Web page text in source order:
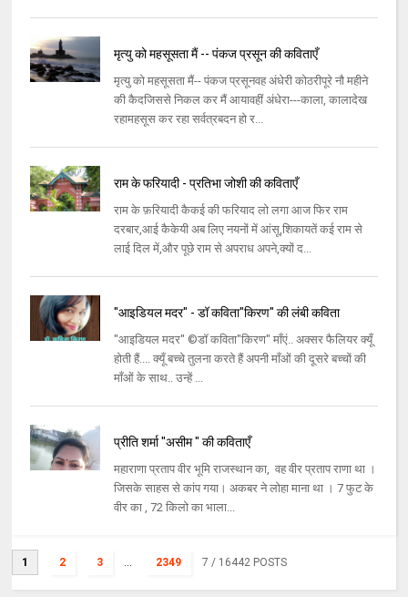
मृत्यु को महसूसता मैं -- पंकज प्रसून की कविताएँ
मृत्यु को महसूसता मैं-- पंकज प्रसूनवह अंधेरी कोठरीपूरे नौ महीने
की कैदजिससे निकल कर मैं आयावहीं अंधेरा---काला, कालादेख
रहामहसूस कर रहा सर्वत्रबदन हो र...
राम के फरियादी - प्रतिभा जोशी की कविताएँ
राम के फ़रियादी कैकई की फरियाद लो लगा आज फिर राम
दरबार,आई कैकेयी अब लिए नयनों में आंसू,शिकायतें कई राम से
लाई दिल में,और पूछे राम से अपराध अपने,क्यों द...
"आइडियल मदर" - डॉ कविता"किरण" की लंबी कविता
"आइडियल मदर" ©डॉ कविता"किरण" माँएं.. अक्सर फैलियर क्यूँ
होती हैं.... क्यूँ बच्चे तुलना करते हैं अपनी माँओं की दूसरे बच्चों की
माँओं के साथ.. उन्हें ...
प्रीति शर्मा "असीम " की कविताएँ
महाराणा प्रताप वीर भूमि राजस्थान का, वह वीर प्रताप राणा था ।
जिसके साहस से कांप गया। अकबर ने लोहा माना था । 7 फुट के
वीर का , 72 किलो का भाला...
1 2 3 2349 7 / 16442 POSTS